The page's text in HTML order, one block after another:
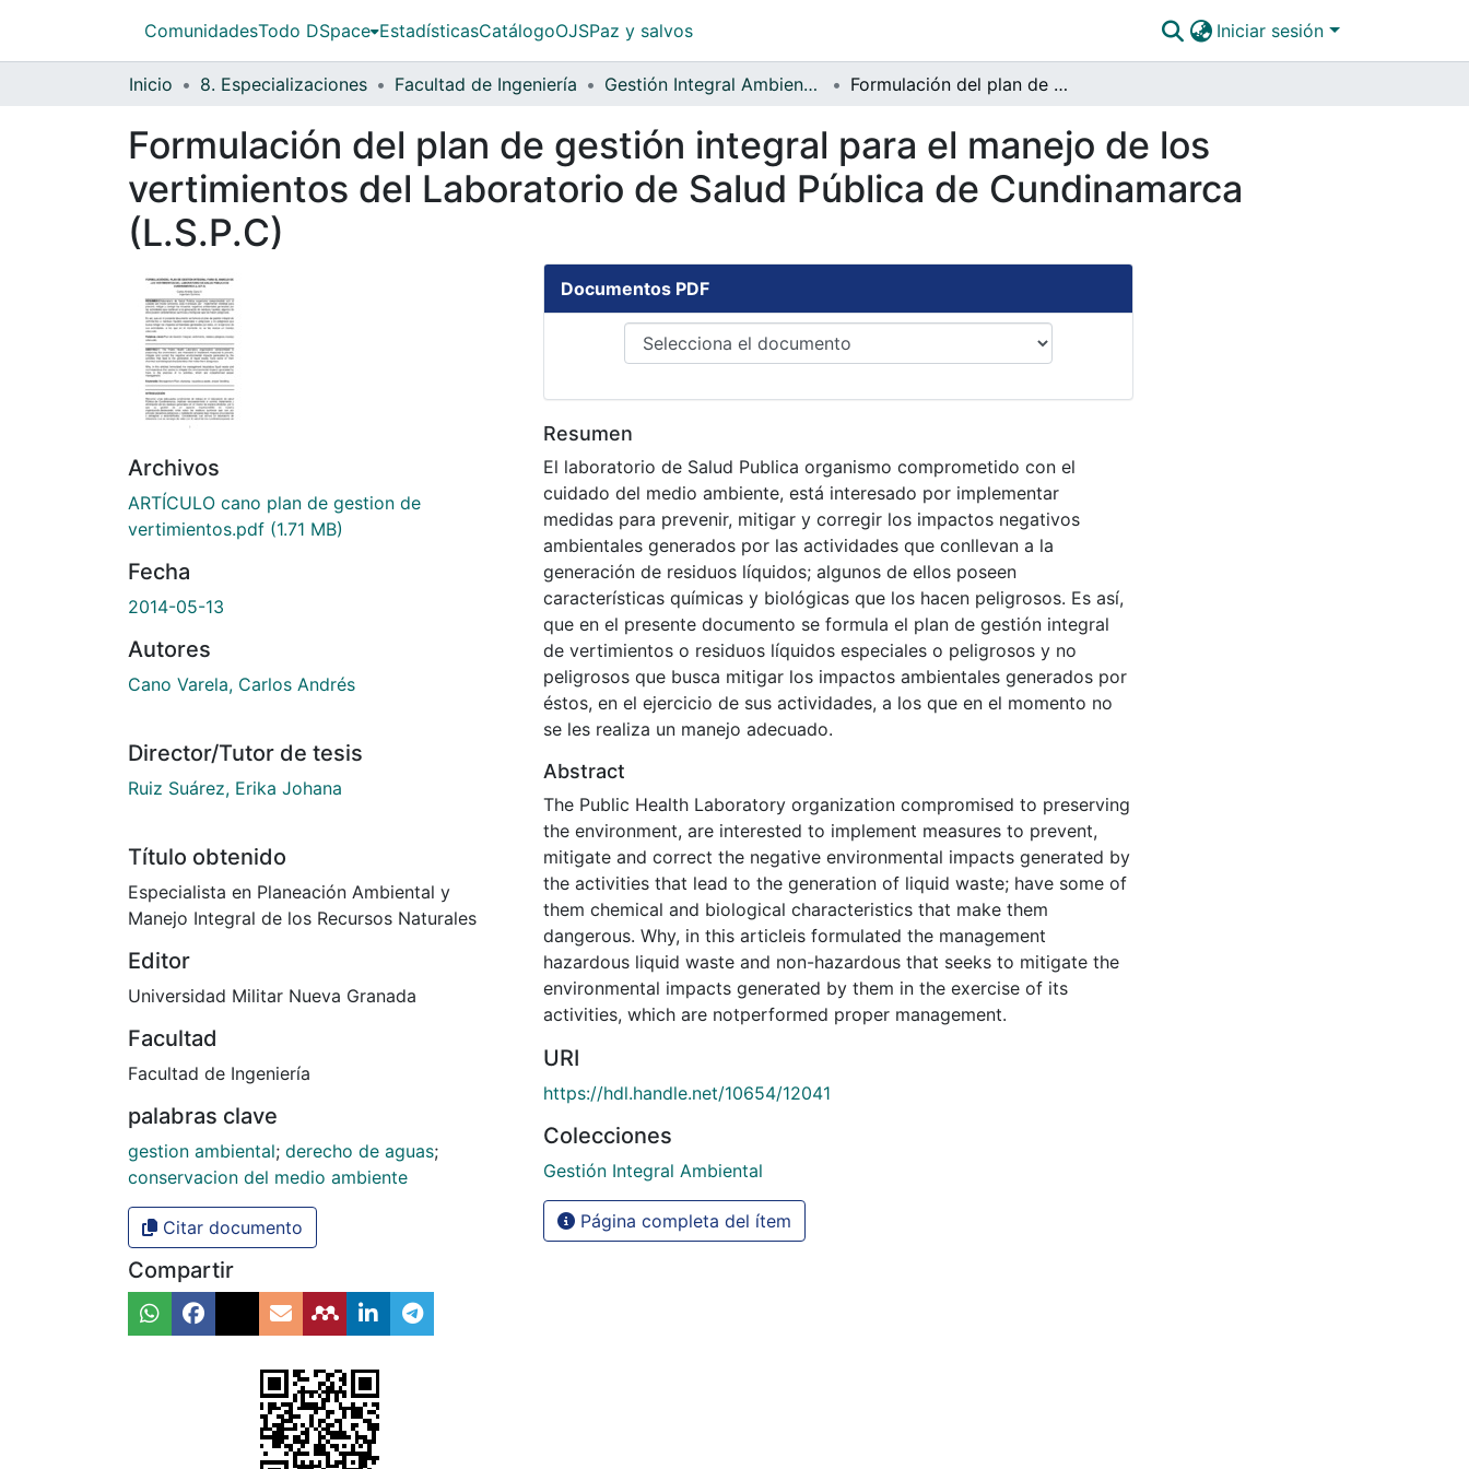
ComunidadesTodo DSpace EstadísticasCatálogoOJSPaz y salvos Iniciar sesión
Inicio 8. Especializaciones Facultad de Ingeniería Gestión Integral Ambiental Formulación del plan de gestión integral para el manejo de los vertimientos del Laboratorio de Salud Pública de Cundinamarca (L.S.P.C)
Formulación del plan de gestión integral para el manejo de los
vertimientos del Laboratorio de Salud Pública de Cundinamarca
(L.S.P.C)
Archivos
ARTÍCULO cano plan de gestion de
vertimientos.pdf (1.71 MB)
Fecha
2014-05-13
Autores
Cano Varela, Carlos Andrés
Director/Tutor de tesis
Ruiz Suárez, Erika Johana
Título obtenido
Especialista en Planeación Ambiental y
Manejo Integral de los Recursos Naturales
Editor
Universidad Militar Nueva Granada
Facultad
Facultad de Ingeniería
palabras clave
gestion ambiental; derecho de aguas;
conservacion del medio ambiente
Citar documento
Compartir
Documentos PDF
Resumen
El laboratorio de Salud Publica organismo comprometido con el
cuidado del medio ambiente, está interesado por implementar
medidas para prevenir, mitigar y corregir los impactos negativos
ambientales generados por las actividades que conllevan a la
generación de residuos líquidos; algunos de ellos poseen
características químicas y biológicas que los hacen peligrosos. Es así,
que en el presente documento se formula el plan de gestión integral
de vertimientos o residuos líquidos especiales o peligrosos y no
peligrosos que busca mitigar los impactos ambientales generados por
éstos, en el ejercicio de sus actividades, a los que en el momento no
se les realiza un manejo adecuado.
Abstract
The Public Health Laboratory organization compromised to preserving
the environment, are interested to implement measures to prevent,
mitigate and correct the negative environmental impacts generated by
the activities that lead to the generation of liquid waste; have some of
them chemical and biological characteristics that make them
dangerous. Why, in this articleis formulated the management
hazardous liquid waste and non-hazardous that seeks to mitigate the
environmental impacts generated by them in the exercise of its
activities, which are notperformed proper management.
URI
https://hdl.handle.net/10654/12041
Colecciones
Gestión Integral Ambiental
Página completa del ítem